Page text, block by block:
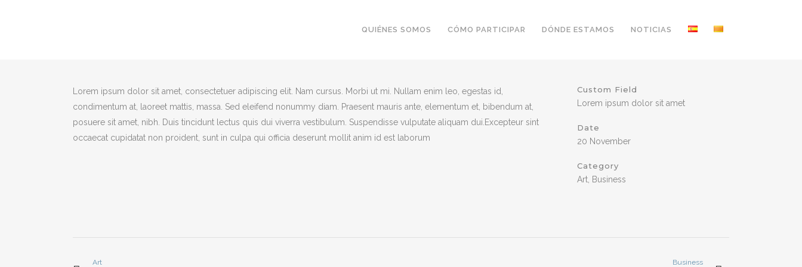
QUIÉNES SOMOS CÓMO PARTICIPAR DÓNDE ESTAMOS NOTICIAS
Lorem ipsum dolor sit amet, consectetuer adipiscing elit. Nam cursus. Morbi ut mi. Nullam enim leo, egestas id,
condimentum at, laoreet mattis, massa. Sed eleifend nonummy diam. Praesent mauris ante, elementum et, bibendum at,
posuere sit amet, nibh. Duis tincidunt lectus quis dui viverra vestibulum. Suspendisse vulputate aliquam dui.Excepteur sint
occaecat cupidatat non proident, sunt in culpa qui officia deserunt mollit anim id est laborum
Custom Field
Lorem ipsum dolor sit amet
Date
20 November
Category
Art, Business
Art Business